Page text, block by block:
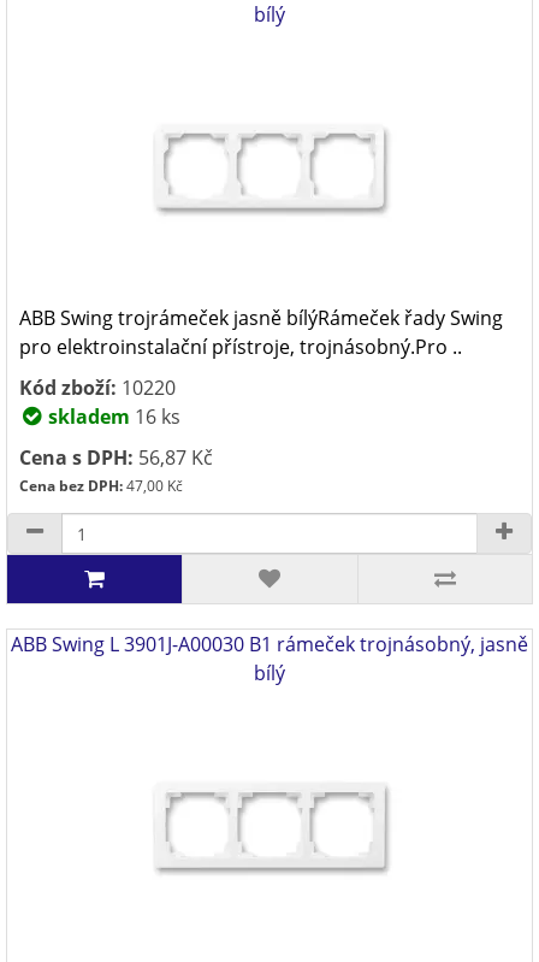
bílý
ABB Swing trojrámeček jasně bílýRámeček řady Swing
pro elektroinstalační přístroje, trojnásobný.Pro ..
Kód zboží: 10220
skladem 16 ks
Cena s DPH: 56,87 Kč
Cena bez DPH:47,00 Kč
ABB Swing L 3901J-A00030 B1 rámeček trojnásobný, jasně
bílý